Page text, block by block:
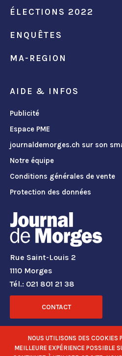
ÉLECTIONS 2022
ENQUÊTES
MA-REGION
AIDE & INFOS
Publicité
Espace PME
journaldemorges.ch sur son
Notre équipe
Conditions générales de vente
Protection des données
Rue Saint-Louis 2
1110 Morges
Tél.: 021 801 21 38
CONTACT
RÉSEAUX SOCIAUX
NOUS UTILISONS DES COOKIES
MEILLEURE EXPÉRIENCE POSSIBLE